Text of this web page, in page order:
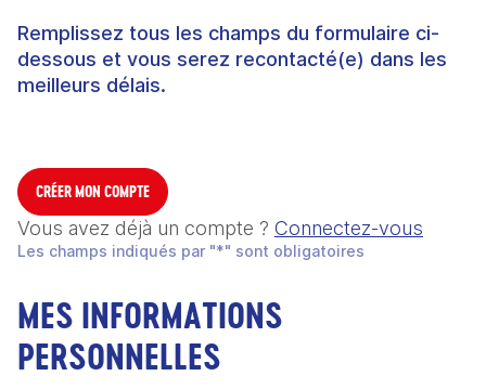
Remplissez tous les champs du formulaire ci-
dessous et vous serez recontacté(e) dans les
meilleurs délais.
CRÉER MON COMPTE
Vous avez déjà un compte ? Connectez-vous
Les champs indiqués par "*" sont obligatoires
MES INFORMATIONS
PERSONNELLES